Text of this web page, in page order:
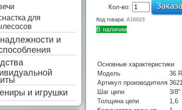
для
и
и игрушки
Кол-во:
Код товара: А16023
В наличии
Основные характеристики
Модель
36
Артикул производителя
Шаг цепи
3/8"
Толщина цепи
1,6